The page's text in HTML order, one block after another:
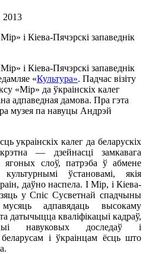
2013
і Кіева-Пячэрскі запаведнік
і Кіева-Пячэрскі запаведнік
«Культура». Падчас візіту
«Мір» да ўкраінскіх калег
адпаведная дамова. Пра гэта
музея па навуцы Андрэй
украінскіх калег да беларускіх
— дзейнасці замкавага
слоў, патрэба ў абмене
ўстановамі, якія
даўно наспела. І Мір, і Кіева-
у Спіс Сусветнай спадчыны
адпавядаць высокаму
датычыцца кваліфікацыі кадраў,
навуковых доследаў і
і ўкраінцам ёсць што